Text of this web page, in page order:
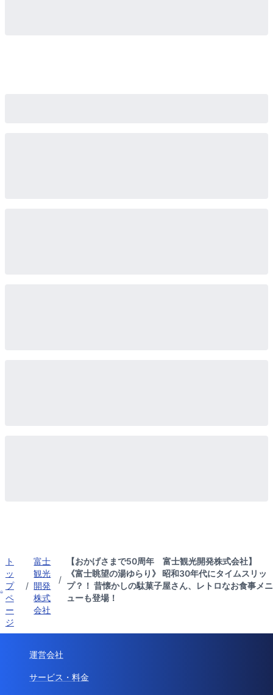
ト
ッ
プ
ペ
ー
ジ
/
富士
観光
開発
株式
会社
/
【おかげさまで50周年 富士観光開発株式会社】
《富士眺望の湯ゆらり》 昭和30年代にタイムスリッ
プ？！ 昔懐かしの駄菓子屋さん、レトロなお食事メニ
ューも登場！
運営会社
サービス・料金